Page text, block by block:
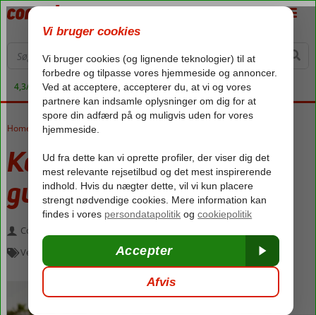
4,3/5 på Trustpilot
Home Velkommen til Parga
Kontaktoplysninger til
guiden – Parga
Corendons guideteam
Velkommen til Parga